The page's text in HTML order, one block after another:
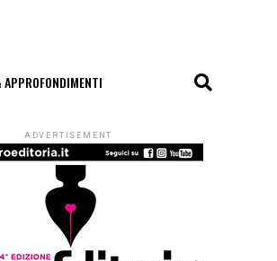
ADVERTISEMENT